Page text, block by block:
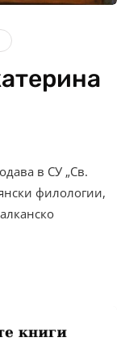
в СУ „Св.
филологии,